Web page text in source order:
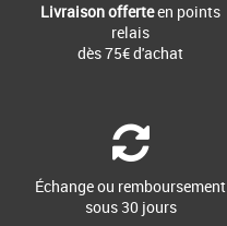
Livraison offerteen points
relais
dès 75€ d'achat
Échange ou remboursement
sous 30 jours